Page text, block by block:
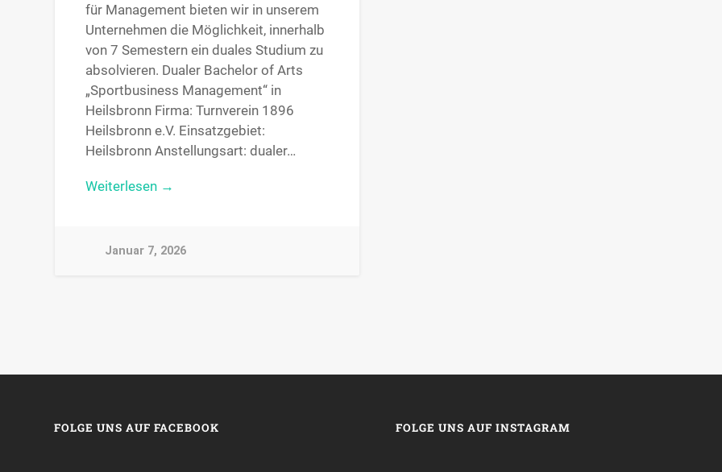
für Management bieten wir in unserem
Unternehmen die Möglichkeit, innerhalb
von 7 Semestern ein duales Studium zu
absolvieren. Dualer Bachelor of Arts
„Sportbusiness Management“ in
Heilsbronn Firma: Turnverein 1896
Heilsbronn e.V. Einsatzgebiet:
Heilsbronn Anstellungsart: dualer…
Weiterlesen →
Januar 7, 2026
FOLGE UNS AUF FACEBOOK FOLGE UNS AUF INSTAGRAM